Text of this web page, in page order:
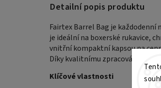
Detailní popis produktu
Fairtex Barrel Bag je každodenní
je ideální na boxerské rukavice,
vnitřní kompaktní kapsou na
Díky kvalitnímu zpracování a
Klíčové vlastnosti